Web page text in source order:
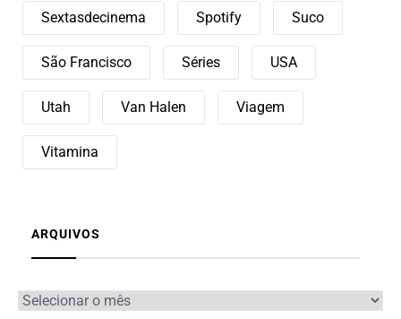
Sextasdecinema Spotify Suco
São Francisco Séries USA
Utah Van Halen Viagem
Vitamina
ARQUIVOS